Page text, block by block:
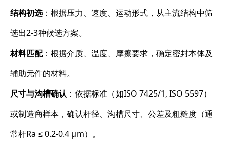
结构初选：根据压力、速度、运动形式，从主流结构中筛
选出2-3种候选方案。
材料匹配：根据介质、温度、摩擦要求，确定密封本体及
辅助元件的材料。
尺寸与沟槽确认 ：依据标准（如ISO 7425/1, ISO 5597）
或制造商样本，确认杆径、沟槽尺寸、公差及粗糙度（通
常杆Ra ≤ 0.2-0.4 μm）。